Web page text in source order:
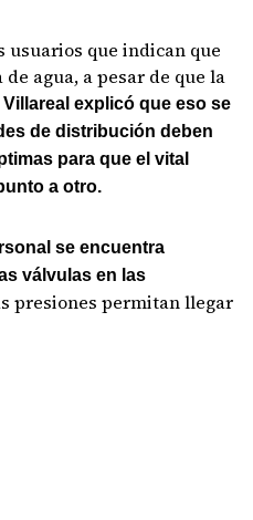
usuarios que indican que
agua, a pesar de que la
Villareal explicó que eso se
de distribución deben
para que el vital
a otro.
se encuentra
válvulas en las
presiones permitan llegar